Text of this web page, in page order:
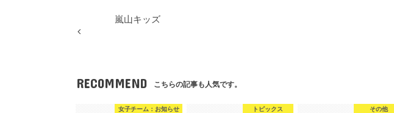
嵐山キッズ
RECOMMEND こちらの記事も人気です。
女子チーム：お知らせ トピックス その他